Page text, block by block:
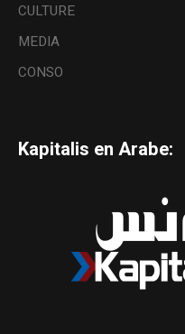
CULTURE
MEDIA
CONSO
Kapitalis en Arabe: